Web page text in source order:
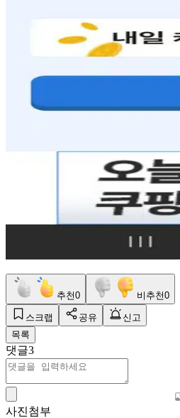
추천0 비추천0
스크랩 공유
신고
목록
댓글3
사진첨부